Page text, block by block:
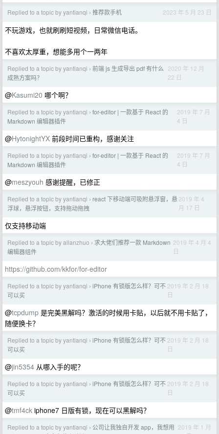
Replied to a topic by yantianqi › 推荐款手机 2023 年 5 月 23 日
不玩游戏，也就刷刷短视频，日常微信电话。
不喜欢太厚重，想能多用个一两年
Replied to a topic by yantianqi › 前端 js 生成导出 pdf 有什么
成熟方案吗？
2020 年 12 月
22 日
@Kasumi20 哪个啊？
Replied to a topic by yantianqi › for-editor | 一款基于 React 的
Markdown 编辑器插件
2019 年 7 月
4 日
@HytonightYX 前段时间已重构，感谢关注
Replied to a topic by yantianqi › for-editor | 一款基于 React 的
Markdown 编辑器插件
2019 年 7 月
4 日
@meszyouh 感谢提醒，已修正
Replied to a topic by yantianqi › react 下移动端可吸附悬浮窗，悬
浮球，悬浮按钮，支持拖动拖拽
2019 年 4
月 17 日
仅支持移动端
Replied to a topic by allanzhuo › 求大佬们推荐一款 Markdown
编辑器组件
2019 年 4 月 4
日
https://github.com/kkfor/for-editor
Replied to a topic by yantianqi › iPhone 有锁版怎么样？可不
可以买
2019 年 2 月 18
日
@tcpdump 是完美黑解吗？激活的时候用卡贴，以后就不用卡贴了，
随便换卡？
Replied to a topic by yantianqi › iPhone 有锁版怎么样？可不
可以买
2019 年 2 月 18
日
@jin5354 从哪入手的呢？
Replied to a topic by yantianqi › iPhone 有锁版怎么样？可不
可以买
2019 年 2 月 18
日
@tmf4ck iphone7 日版有锁，现在可以黑解吗？
Replied to a topic by yantianqi › 公司让我独自开发 app，我想用 2019 年 1 月